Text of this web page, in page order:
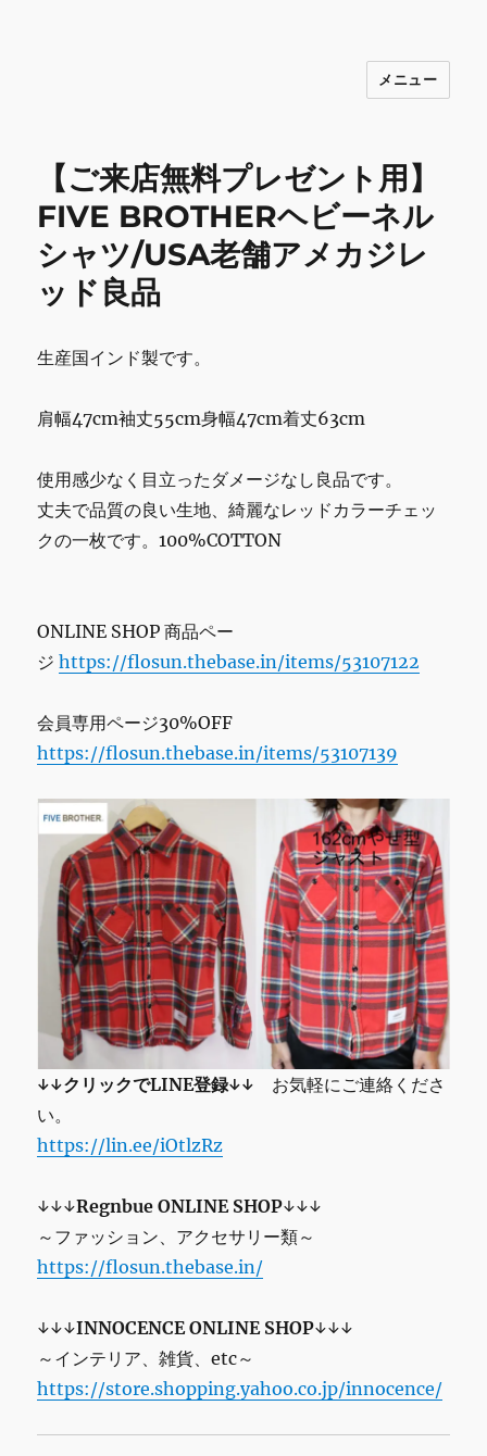
INNOCENCE ～日常に彩りを～ フ
物 etc販売 江戸川区瑞江
メニュー
【ご来店無料プレゼント用】
FIVE BROTHERヘビーネル
シャツ/USA老舗アメカジレ
ッド良品
生産国インド製です。
肩幅47cm袖丈55cm身幅47cm着丈63cm
使用感少なく目立ったダメージなし良品です。
丈夫で品質の良い生地、綺麗なレッドカラーチェッ
クの一枚です。100%COTTON
ONLINE SHOP 商品ペー
ジhttps://flosun.thebase.in/items/53107122
会員専用ページ30%OFF
https://flosun.thebase.in/items/53107139
↓↓クリックでLINE登録↓↓ お気軽にご連絡くださ
い。
https://lin.ee/iOtlzRz
↓↓↓Regnbue ONLINE SHOP↓↓↓
～ファッション、アクセサリー類～
https://flosun.thebase.in/
↓↓↓INNOCENCE ONLINE SHOP↓↓↓
～インテリア、雑貨、etc～
https://store.shopping.yahoo.co.jp/innocence/